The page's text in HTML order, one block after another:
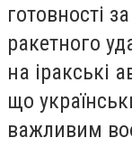
готовності
ракетного
на іракські
що
важливим